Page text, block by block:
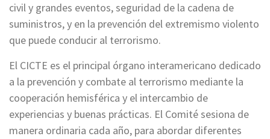
civil y grandes eventos, seguridad de la cadena de
suministros, y en la prevención del extremismo violento
que puede conducir al terrorismo.
El CICTE es el principal órgano interamericano dedicado
a la prevención y combate al terrorismo mediante la
cooperación hemisférica y el intercambio de
experiencias y buenas prácticas. El Comité sesiona de
manera ordinaria cada año, para abordar diferentes